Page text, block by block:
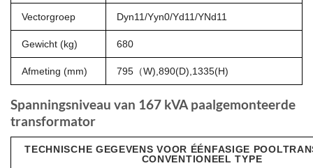
Vectorgroep Dyn11/Yyn0/Yd11/YNd11
Gewicht (kg) 680
Afmeting (mm) 795（W),890(D),1335(H)
Spanningsniveau van 167 kVA paalgemonteerde
transformator
TECHNISCHE GEGEVENS VOOR ÉÉNFASIGE
CONVENTIONEEL TYPE